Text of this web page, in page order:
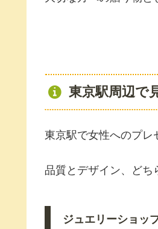
東京駅周辺で
東京駅で女性へのプレ
品質とデザイン、どち
ジュエリーショッ